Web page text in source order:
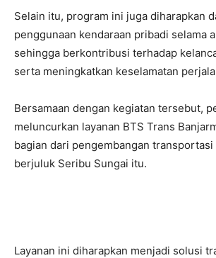
Selain itu, program ini juga diharapkan
penggunaan kendaraan pribadi selama
sehingga berkontribusi terhadap
serta meningkatkan keselamatan
Bersamaan dengan kegiatan tersebut,
meluncurkan layanan BTS Trans
bagian dari pengembangan
berjuluk Seribu Sungai itu.
Layanan ini diharapkan menjadi solusi